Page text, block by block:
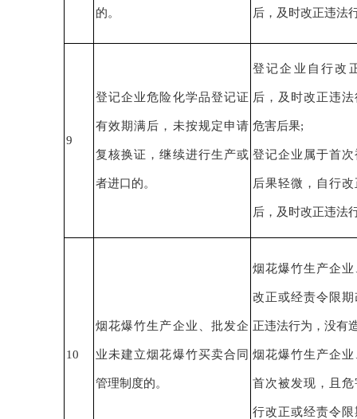
的。 后， 及时改正违法
9
登记企业危险化学品登记证
有效期满后，未按规定申请
复核换证，继续进行生产或
者进口的。
登记企业自行改
后， 及时改正违法
危害后果;
登记企业 属于首次
后果轻微 ， 自行
后， 及时改正违法
10
烟花爆竹生产企业、批发企
业未建立烟花爆竹买卖合同
管理制度的。
烟花爆竹生产企
改正或经责令限
正违法行为 ，没有
烟花爆竹生产企
首次被发现，且
行改正或经责令